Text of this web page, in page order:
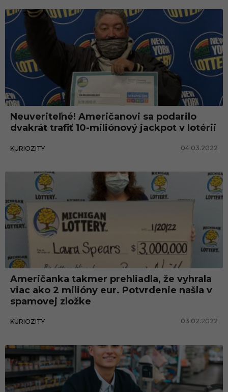
Neuveriteľné! Američanovi sa podarilo
dvakrát trafiť 10-miliónový jackpot v lotérii
KURIOZITY 04.03.2022
Američanka takmer prehliadla, že vyhrala
viac ako 2 milióny eur. Potvrdenie našla v
spamovej zložke
KURIOZITY 03.02.2022